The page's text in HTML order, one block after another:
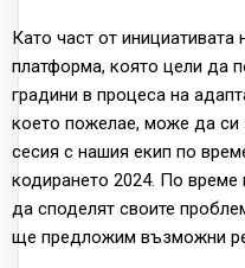
Като част от
платформа, която цели да
градини в процеса на
което пожелае, може да си
сесия с нашия екип по
кодирането 2024. По време
да споделят своите
ще предложим възможни